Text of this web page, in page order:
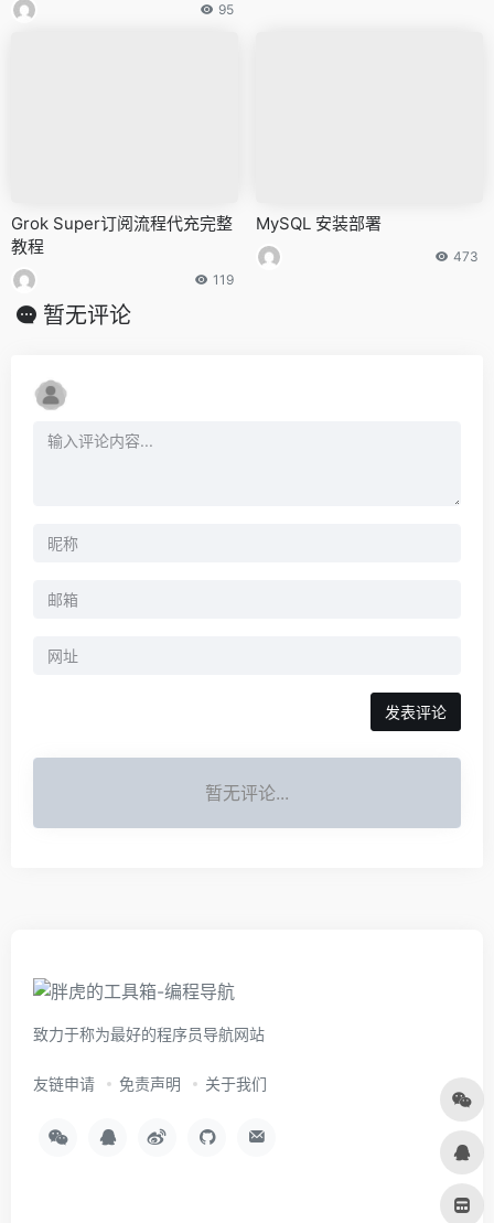
95
Grok Super订阅流程代充完整
教程
119
MySQL 安装部署
473
暂无评论
暂无评论...
致力于称为最好的程序员导航网站
友链申请 免责声明 关于我们